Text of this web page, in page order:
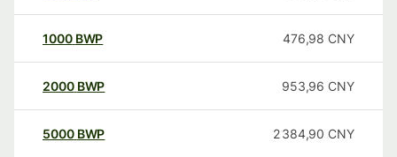
1000 BWP 476,98 CNY
2000 BWP 953,96 CNY
5000 BWP 2 384,90 CNY